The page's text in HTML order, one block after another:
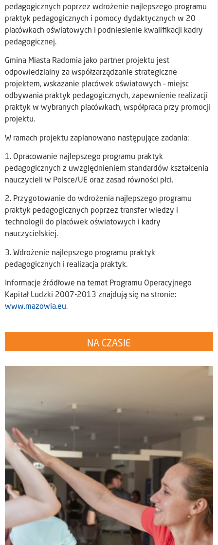
pedagogicznych poprzez wdrożenie najlepszego programu
praktyk pedagogicznych i pomocy dydaktycznych w 20
placówkach oświatowych i podniesienie kwalifikacji kadry
pedagogicznej.
Gmina Miasta Radomia jako partner projektu jest
odpowiedzialny za współzarządzanie strategiczne
projektem, wskazanie placówek oświatowych – miejsc
odbywania praktyk pedagogicznych, zapewnienie realizacji
praktyk w wybranych placówkach, współpraca przy promocji
projektu.
W ramach projektu zaplanowano następujące zadania:
1. Opracowanie najlepszego programu praktyk
pedagogicznych z uwzględnieniem standardów kształcenia
nauczycieli w Polsce/UE oraz zasad równości płci.
2. Przygotowanie do wdrożenia najlepszego programu
praktyk pedagogicznych poprzez transfer wiedzy i
technologii do placówek oświatowych i kadry
nauczycielskiej.
3. Wdrożenie najlepszego programu praktyk
pedagogicznych i realizacja praktyk.
Informacje źródłowe na temat Programu Operacyjnego
Kapitał Ludzki 2007-2013 znajdują się na stronie:
www.mazowia.eu.
NA CZASIE